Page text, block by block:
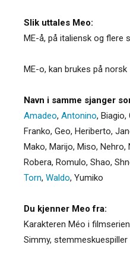
Slik uttales Meo:
ME-å, på italiensk og flere
ME-o, kan brukes på norsk
Navn i samme sjanger
Amadeo, Antonino, Biagio,
Franko, Geo, Heriberto,
Mako, Marijo, Miso, Nehro,
Robera, Romulo, Shao,
Torn, Waldo, Yumiko
Du kjenner Meo fra:
Karakteren Méo i
Simmy,